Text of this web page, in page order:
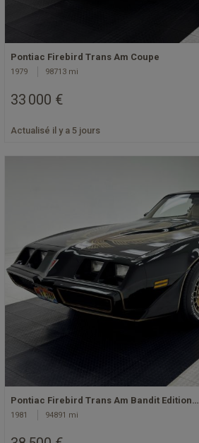
Pontiac Firebird Trans Am Coupe
1979 98713 mi
33 000 €
Actualisé il y a 5 jours
Pontiac Firebird Trans Am Bandit Edition…
1981 94891 mi